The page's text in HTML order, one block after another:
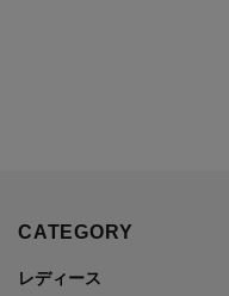
CATEGORY
レディース